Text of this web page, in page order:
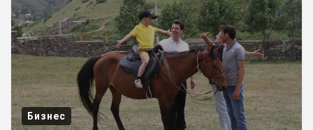
Бизнес